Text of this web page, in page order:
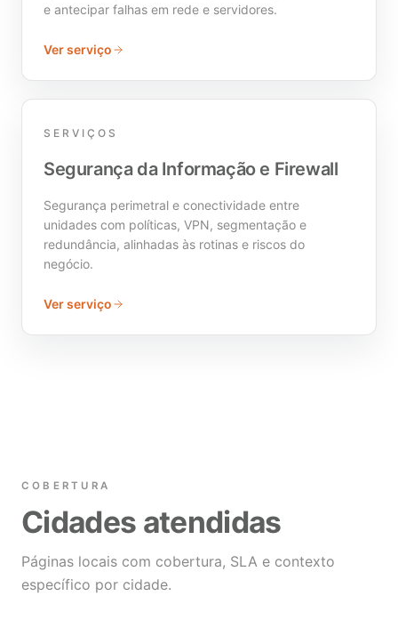
e antecipar falhas em rede e servidores.
Ver serviço
SERVIÇOS
Segurança da Informação e Firewall
Segurança perimetral e conectividade entre
unidades com políticas, VPN, segmentação e
redundância, alinhadas às rotinas e riscos do
negócio.
Ver serviço
COBERTURA
Cidades atendidas
Páginas locais com cobertura, SLA e contexto
específico por cidade.